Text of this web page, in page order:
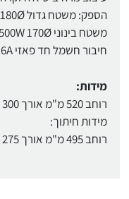
הספק: משטח גדול 1800W 180Ø
משטח בינוני 1500W 170Ø
חיבור חשמל חד פאזי 16A
מידות:
רוחב 520 מ"מ אורך 300 מ"מ עומק 58 מ"מ
מידות חיתוך:
רוחב 495 מ"מ אורך 275 מ"מ